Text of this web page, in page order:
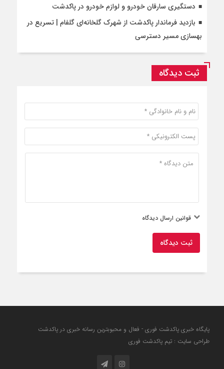
دستگیری سارقان خودرو و لوازم خودرو در پاکدشت
بازدید فرماندار پاکدشت از شهرک گلخانه‌ای گلفام | تسریع در
بهسازی مسیر دسترسی
ثبت دیدگاه
قوانین ارسال دیدگاه
ثبت دیدگاه
پایگاه خبری پاکدشت فوری - فعال و محبوبترین رسانه خبری در پاکدشت
طراحی سایت : تیم پاکدشت فوری